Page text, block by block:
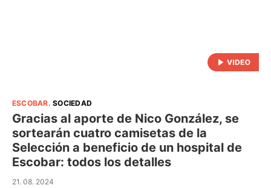
ESCOBAR.SOCIEDAD
Gracias al aporte de Nico González, se
sortearán cuatro camisetas de la
Selección a beneficio de un hospital de
Escobar: todos los detalles
21. 08. 2024